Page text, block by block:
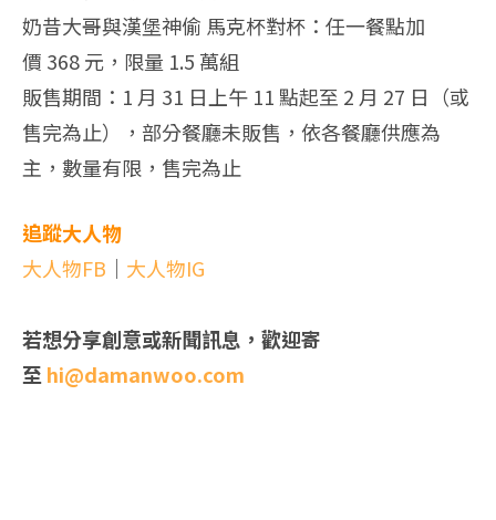
奶昔大哥與漢堡神偷 馬克杯對杯：任一餐點加
價 368 元，限量 1.5 萬組
販售期間：1 月 31 日上午 11 點起至 2 月 27 日（或
售完為止），部分餐廳未販售，依各餐廳供應為
主， 數量有限，售完為止
追蹤大人物
大人物FB ｜ 大人物IG
若想分享創意或新聞訊息，歡迎寄
至 hi@damanwoo.com